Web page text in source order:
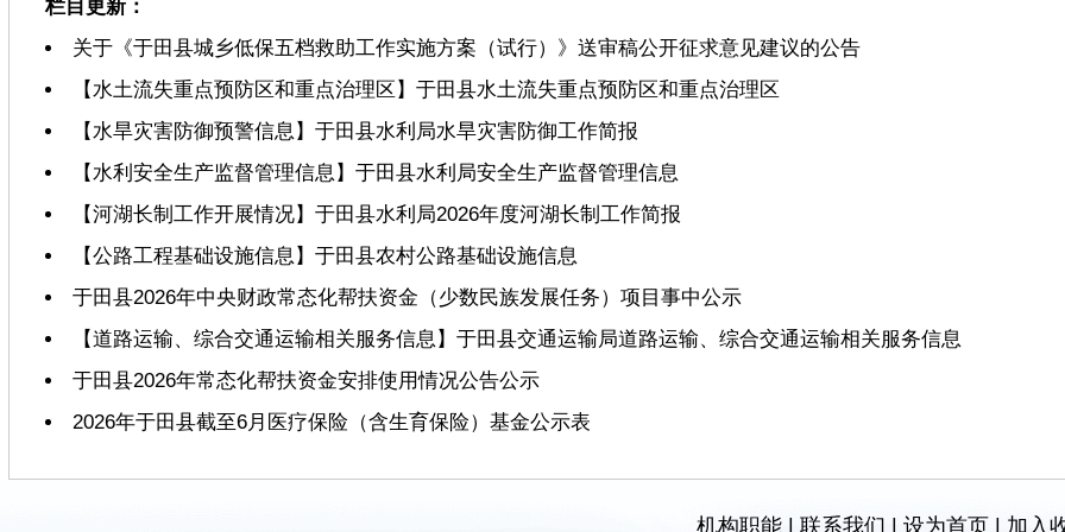
栏目更新：
关于《于田县城乡低保五档救助工作实施方案（试行）》送审稿公开征求意见建议的公告
【水土流失重点预防区和重点治理区】于田县水土流失重点预防区和重点治理区
【水旱灾害防御预警信息】于田县水利局水旱灾害防御工作简报
【水利安全生产监督管理信息】于田县水利局安全生产监督管理信息
【河湖长制工作开展情况】于田县水利局2026年度河湖长制工作简报
【公路工程基础设施信息】于田县农村公路基础设施信息
于田县2026年中央财政常态化帮扶资金（少数民族发展任务）项目事中公示
【道路运输、综合交通运输相关服务信息】于田县交通运输局道路运输、综合交通运输相关服务信息
于田县2026年常态化帮扶资金安排使用情况公告公示
2026年于田县截至6月医疗保险（含生育保险）基金公示表
机构职能| 联系我们 设为首页| 加入